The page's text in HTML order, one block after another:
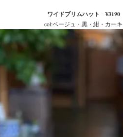
ワイドブリムハット ¥3190
col:ベージュ・黒・紺・カーキ